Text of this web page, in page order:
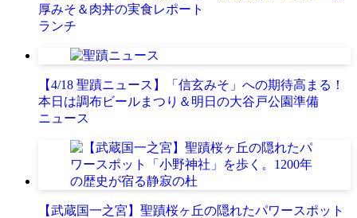
厚みそ＆肉丼の実食レポート
ランチ
【4/18 聖蹟ニュース】「信玄みそ」への期待高まる！
本日は調布ビールまつり＆明日の大谷戸公園準備
ニュース
【武蔵国一之宮】聖蹟桜ヶ丘の隠れたパワースポット